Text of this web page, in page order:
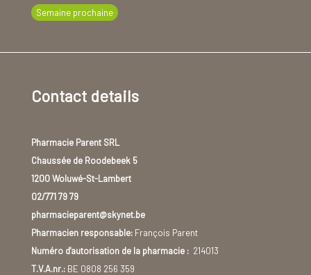
Semaine prochaine
Contact details
Pharmacie Parent SRL
Chaussée de Roodebeek 5
1200 Woluwé-St-Lambert
02/771 79 79
pharmacieparent@skynet.be
Pharmacien responsable:François Parent
Numéro d'autorisation de la pharmacie :214013
T.V.A.nr.:BE 0808 256 359